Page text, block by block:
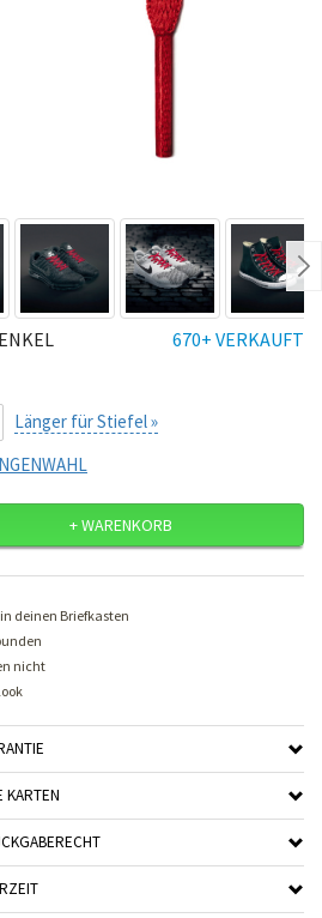
670+ VERKAUFT
Länger für Stiefel »
+ WARENKORB
deinen Briefkasten
nicht
KARTEN